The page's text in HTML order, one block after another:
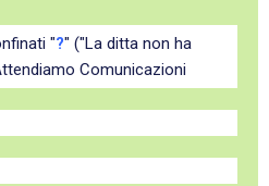
"?" ("La ditta non ha
Comunicazioni